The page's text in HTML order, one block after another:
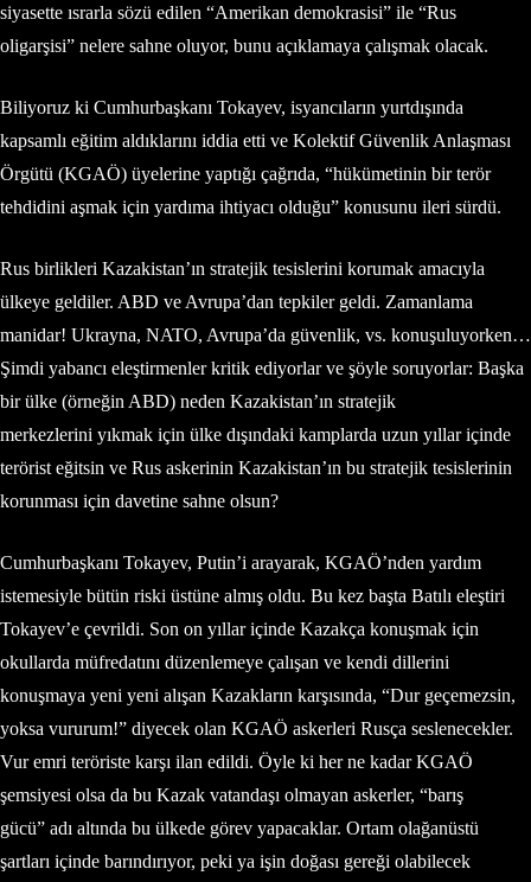
siyasette ısrarla sözü edilen “Amerikan demokrasisi” ile “Rus
oligarşisi” nelere sahne oluyor, bunu açıklamaya çalışmak olacak.
Biliyoruz ki Cumhurbaşkanı Tokayev, isyancıların yurtdışında
kapsamlı eğitim aldıklarını iddia etti ve Kolektif Güvenlik Anlaşması
Örgütü (KGAÖ) üyelerine yaptığı çağrıda, “hükümetinin bir terör
tehdidini aşmak için yardıma ihtiyacı olduğu” konusunu ileri sürdü.
Rus birlikleri Kazakistan’ın stratejik tesislerini korumak amacıyla
ülkeye geldiler. ABD ve Avrupa’dan tepkiler geldi. Zamanlama
manidar! Ukrayna, NATO, Avrupa’da güvenlik, vs. konuşuluyorken…
Şimdi yabancı eleştirmenler kritik ediyorlar ve şöyle soruyorlar: Başka
bir ülke (örneğin ABD) neden Kazakistan’ın stratejik
merkezlerini yıkmak için ülke dışındaki kamplarda uzun yıllar içinde
terörist eğitsin ve Rus askerinin Kazakistan’ın bu stratejik tesislerinin
korunması için davetine sahne olsun?
Cumhurbaşkanı Tokayev, Putin’i arayarak, KGAÖ’nden yardım
istemesiyle bütün riski üstüne almış oldu. Bu kez başta Batılı eleştiri
Tokayev’e çevrildi. Son on yıllar içinde Kazakça konuşmak için
okullarda müfredatını düzenlemeye çalışan ve kendi dillerini
konuşmaya yeni yeni alışan Kazakların karşısında, “Dur geçemezsin,
yoksa vururum!” diyecek olan KGAÖ askerleri Rusça seslenecekler.
Vur emri teröriste karşı ilan edildi. Öyle ki her ne kadar KGAÖ
şemsiyesi olsa da bu Kazak vatandaşı olmayan askerler, “barış
gücü” adı altında bu ülkede görev yapacaklar. Ortam olağanüstü
şartları içinde barındırıyor, peki ya işin doğası gereği olabilecek